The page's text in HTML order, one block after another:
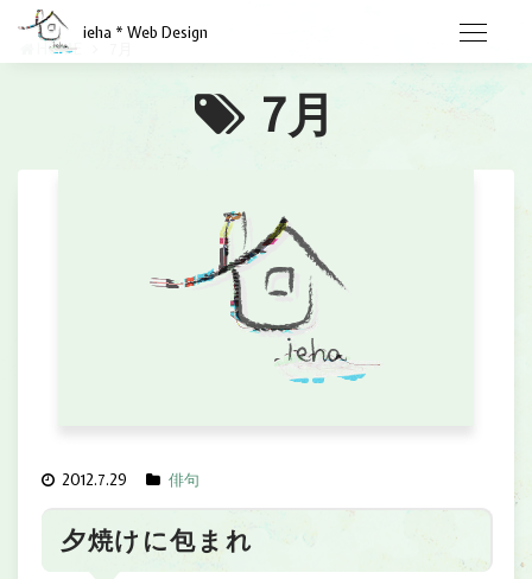
ieha * Web Design
HOME
7月
2012.7.29 俳句
夕焼けに包まれ